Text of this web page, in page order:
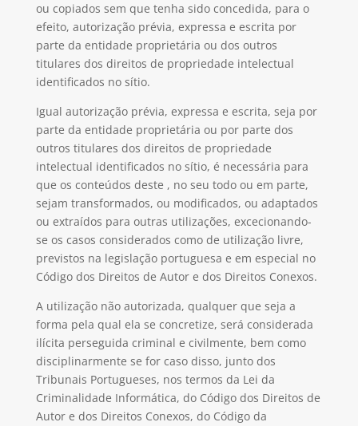
ou copiados sem que tenha sido concedida, para o
efeito, autorização prévia, expressa e escrita por
parte da entidade proprietária ou dos outros
titulares dos direitos de propriedade intelectual
identificados no sítio.
Igual autorização prévia, expressa e escrita, seja por
parte da entidade proprietária ou por parte dos
outros titulares dos direitos de propriedade
intelectual identificados no sítio, é necessária para
que os conteúdos deste , no seu todo ou em parte,
sejam transformados, ou modificados, ou adaptados
ou extraídos para outras utilizações, excecionando-
se os casos considerados como de utilização livre,
previstos na legislação portuguesa e em especial no
Código dos Direitos de Autor e dos Direitos Conexos.
A utilização não autorizada, qualquer que seja a
forma pela qual ela se concretize, será considerada
ilícita perseguida criminal e civilmente, bem como
disciplinarmente se for caso disso, junto dos
Tribunais Portugueses, nos termos da Lei da
Criminalidade Informática, do Código dos Direitos de
Autor e dos Direitos Conexos, do Código da